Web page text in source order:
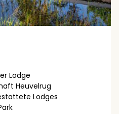
Lodge
Heuvelrug
Lodges